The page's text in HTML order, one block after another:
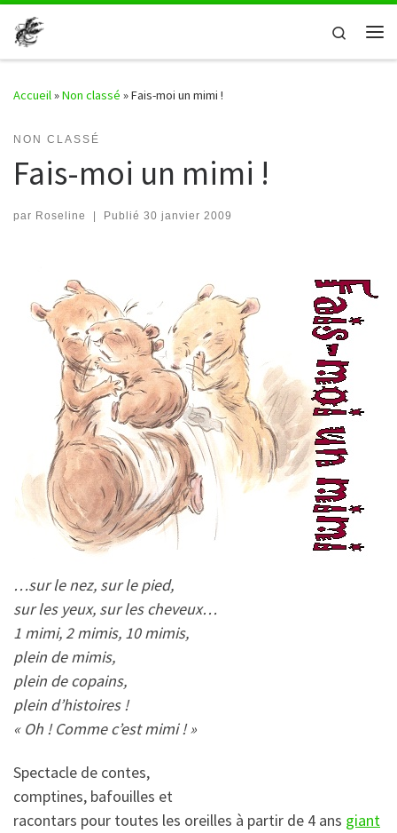
Passer au contenu
Search
Accueil»Non classé »Fais-moi un mimi !
NON CLASSÉ
Fais-moi un mimi !
par Roseline | Publié 30 janvier 2009
…sur le nez, sur le pied,
sur les yeux, sur les cheveux…
1 mimi, 2 mimis, 10 mimis,
plein de mimis,
plein de copains,
plein d’histoires !
« Oh ! Comme c’est mimi ! »
Spectacle de contes,
comptines, bafouilles et
racontars pour toutes les oreilles à partir de 4 ans giant